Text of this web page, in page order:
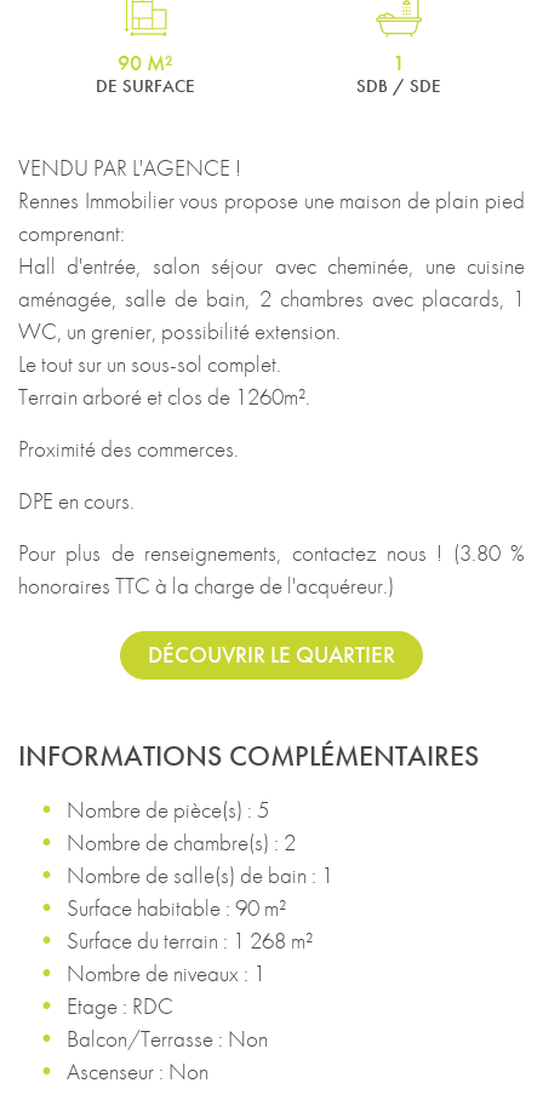
90 M²
DE SURFACE
1
SDB / SDE
VENDU PAR L'AGENCE !
Rennes Immobilier vous propose une maison de plain pied
comprenant:
Hall d'entrée, salon séjour avec cheminée, une cuisine
aménagée, salle de bain, 2 chambres avec placards, 1
WC, un grenier, possibilité extension.
Le tout sur un sous-sol complet.
Terrain arboré et clos de 1260m².
Proximité des commerces.
DPE en cours.
Pour plus de renseignements, contactez nous ! (3.80 %
honoraires TTC à la charge de l'acquéreur.)
DÉCOUVRIR LE QUARTIER
INFORMATIONS COMPLÉMENTAIRES
Nombre de pièce(s) : 5
Nombre de chambre(s) : 2
Nombre de salle(s) de bain : 1
Surface habitable : 90 m²
Surface du terrain : 1 268 m²
Nombre de niveaux : 1
Etage : RDC
Balcon/Terrasse : Non
Ascenseur : Non